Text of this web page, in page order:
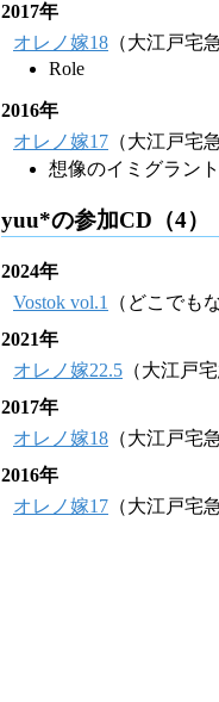
2017年
オレノ嫁18 （大江戸宅
Role
2016年
オレノ嫁17 （大江戸宅
想像のイミグラント
yuu*の参加CD（4）
2024年
Vostok vol.1
（どこでも
2021年
オレノ嫁22.5 （大江戸
2017年
オレノ嫁18 （大江戸宅
2016年
オレノ嫁17 （大江戸宅